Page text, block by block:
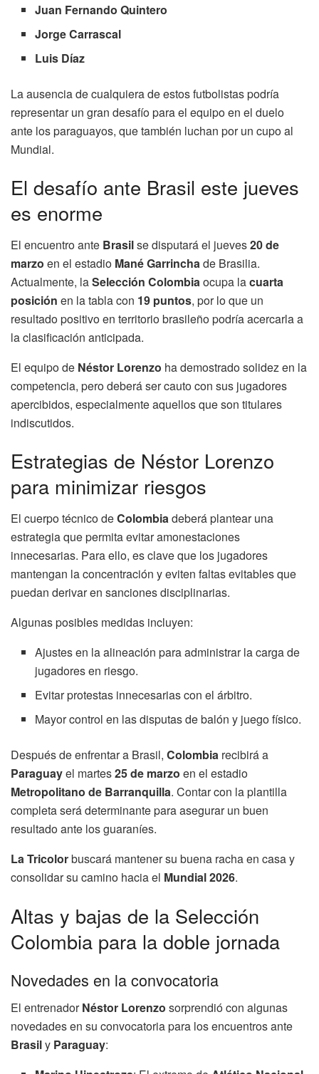
Juan Fernando Quintero
Jorge Carrascal
Luis Díaz
La ausencia de cualquiera de estos futbolistas podría
representar un gran desafío para el equipo en el duelo
ante los paraguayos, que también luchan por un cupo al
Mundial.
El desafío ante Brasil este jueves
es enorme
El encuentro ante Brasilse disputará el jueves20 de
marzo en el estadio Mané Garrinchade Brasilia.
Actualmente, laSelección Colombiaocupa lacuarta
posición en la tabla con 19 puntos, por lo que un
resultado positivo en territorio brasileño podría acercarla a
la clasificación anticipada.
El equipo de Néstor Lorenzo ha demostrado solidez en la
competencia, pero deberá ser cauto con sus jugadores
apercibidos, especialmente aquellos que son titulares
indiscutidos.
Estrategias de Néstor Lorenzo
para minimizar riesgos
El cuerpo técnico deColombiadeberá plantear una
estrategia que permita evitar amonestaciones
innecesarias. Para ello, es clave que los jugadores
mantengan la concentración y eviten faltas evitables que
puedan derivar en sanciones disciplinarias.
Algunas posibles medidas incluyen:
Ajustes en la alineación para administrar la carga de
jugadores en riesgo.
Evitar protestas innecesarias con el árbitro.
Mayor control en las disputas de balón y juego físico.
Después de enfrentar a Brasil, Colombia recibirá a
Paraguayel martes25 de marzo en el estadio
Metropolitano de Barranquilla. Contar con la plantilla
completa será determinante para asegurar un buen
resultado ante los guaraníes.
La Tricolorbuscará mantener su buena racha en casa y
consolidar su camino hacia el Mundial 2026.
Altas y bajas de la Selección
Colombia para la doble jornada
Novedades en la convocatoria
El entrenadorNéstor Lorenzo sorprendió con algunas
novedades en su convocatoria para los encuentros ante
Brasily Paraguay: